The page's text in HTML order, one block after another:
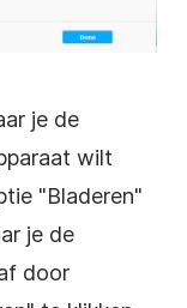
je de
wilt
"Bladeren"
je de
door